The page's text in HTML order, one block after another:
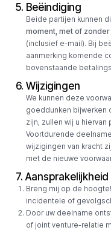
5. Beëindiging
Beide partijen kunnen
moment, met of zonder
(inclusief e-mail). Bij
aanmerking komende
bovenstaande
6. Wijzigingen
We kunnen deze
goeddunken bijwerken
zijn, zullen wij u
Voortdurende
wijzigingen van kracht
met de nieuwe
7.
Breng mij op de
incidentele of
Door uw deelname
of joint venture-relatie